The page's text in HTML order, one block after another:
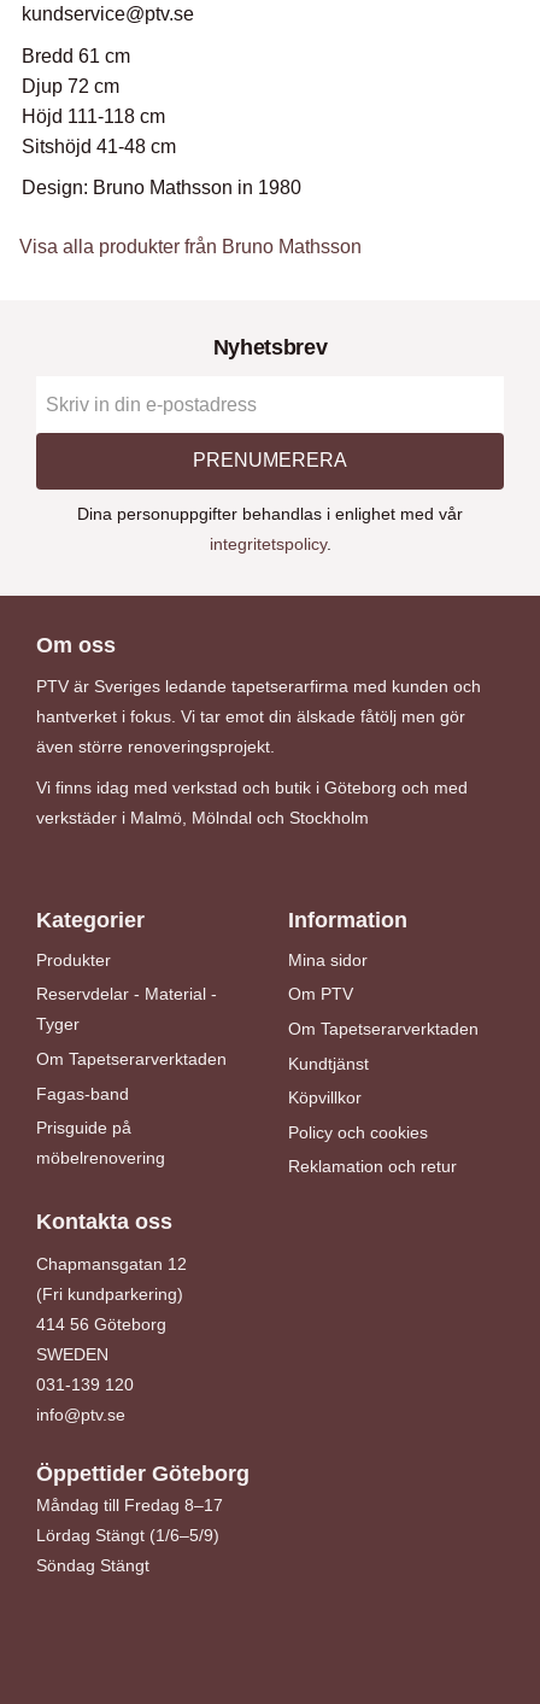
kundservice@ptv.se
Bredd 61 cm
Djup 72 cm
Höjd 111-118 cm
Sitshöjd 41-48 cm
Design: Bruno Mathsson in 1980
Visa alla produkter från Bruno Mathsson
Nyhetsbrev
PRENUMERERA
Dina personuppgifter behandlas i enlighet med vår
integritetspolicy.
Om oss
PTV är Sveriges ledande tapetserarfirma med kunden och
hantverket i fokus. Vi tar emot din älskade fåtölj men gör
även större renoveringsprojekt.
Vi finns idag med verkstad och butik i Göteborg och med
verkstäder i Malmö, Mölndal och Stockholm
Kategorier
Produkter
Reservdelar - Material -
Tyger
Om Tapetserarverktaden
Fagas-band
Prisguide på
möbelrenovering
Information
Mina sidor
Om PTV
Om Tapetserarverktaden
Kundtjänst
Köpvillkor
Policy och cookies
Reklamation och retur
Kontakta oss
Chapmansgatan 12
(Fri kundparkering)
414 56 Göteborg
SWEDEN
031-139 120
info@ptv.se
Öppettider Göteborg
Måndag till Fredag 8–17
Lördag Stängt (1/6–5/9)
Söndag Stängt